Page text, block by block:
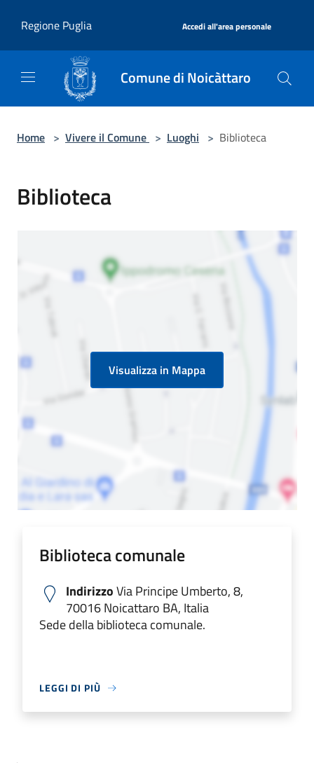
Regione Puglia
Accedi all'area personale
Comune di Noicàttaro
Home > Vivere il Comune > Luoghi > Biblioteca
Biblioteca
Visualizza in Mappa
Biblioteca comunale
IndirizzoVia Principe Umberto, 8,
70016 Noicattaro BA, Italia
Sede della biblioteca comunale.
LEGGI DI PIÙ